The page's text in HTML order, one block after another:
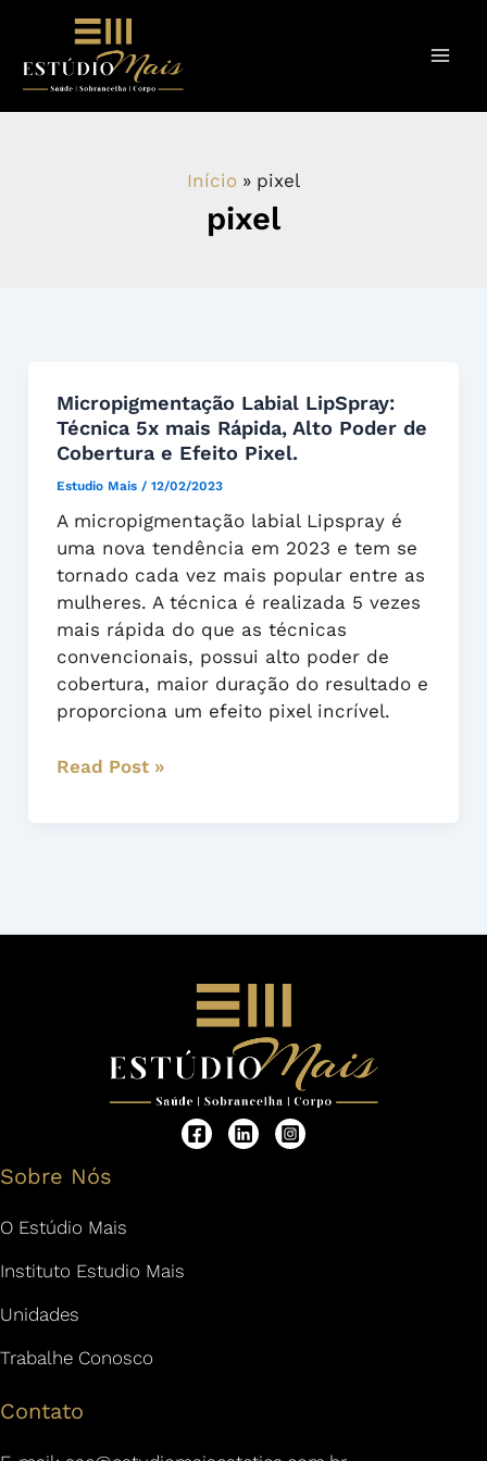
conteúdo
Início pixel
pixel
Micropigmentação Labial LipSpray:
Técnica 5x mais Rápida, Alto Poder de
Cobertura e Efeito Pixel.
Estudio Mais / 12/02/2023
A micropigmentação labial Lipspray é
uma nova tendência em 2023 e tem se
tornado cada vez mais popular entre as
mulheres. A técnica é realizada 5 vezes
mais rápida do que as técnicas
convencionais, possui alto poder de
cobertura, maior duração do resultado e
proporciona um efeito pixel incrível.
Micropigmentação
Labial
LipSpray:
Técnica
5x
Rápida,
Alto
Poder
Cobertura
Efeito
Pixel.
Read Post »
Sobre Nós
O Estúdio Mais
Instituto Estudio Mais
Unidades
Trabalhe Conosco
Contato